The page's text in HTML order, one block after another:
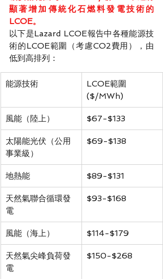
顯著增加傳統化石燃料發電技術的
LCOE。
以下是Lazard LCOE報告中各種能源技
術的LCOE範圍（考慮CO2費用），由
低到高排列：
能源技術
LCOE範圍
($/MWh)
風能（陸上） $67-$133
太陽能光伏（公用
事業級）
$69-$138
地熱能 $89-$131
天然氣聯合循環發
電
$93-$168
風能（海上） $114-$179
天然氣尖峰負荷發
電
$150-$268